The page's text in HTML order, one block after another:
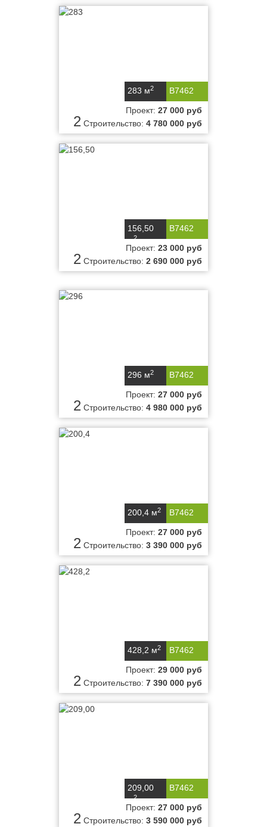
B7462
283 м2
2
Проект: 27 000 руб
Строительство: 4 780 000 руб
B7462
156,50
м2
2
Проект: 23 000 руб
Строительство: 2 690 000 руб
B7462
296 м2
2
Проект: 27 000 руб
Строительство: 4 980 000 руб
B7462
200,4 м2
2
Проект: 27 000 руб
Строительство: 3 390 000 руб
B7462
428,2 м2
2
Проект: 29 000 руб
Строительство: 7 390 000 руб
B7462
209,00
м2
2
Проект: 27 000 руб
Строительство: 3 590 000 руб